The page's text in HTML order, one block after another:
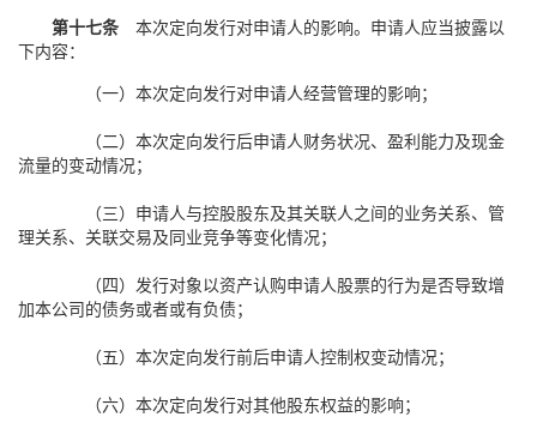
第十七条 本次定向发行对申请人的影响。申请人应当披露以
下内容：
（一）本次定向发行对申请人经营管理的影响；
（二）本次定向发行后申请人财务状况、盈利能力及现金
流量的变动情况；
（三）申请人与控股股东及其关联人之间的业务关系、管
理关系、关联交易及同业竞争等变化情况；
（四）发行对象以资产认购申请人股票的行为是否导致增
加本公司的债务或者或有负债；
（五）本次定向发行前后申请人控制权变动情况；
（六）本次定向发行对其他股东权益的影响；